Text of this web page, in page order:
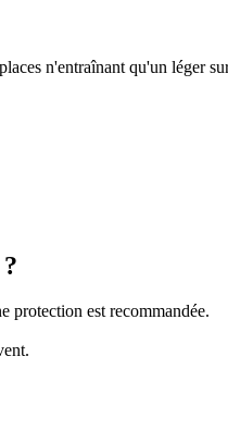
n'entraînant qu'un léger
protection est recommandée.